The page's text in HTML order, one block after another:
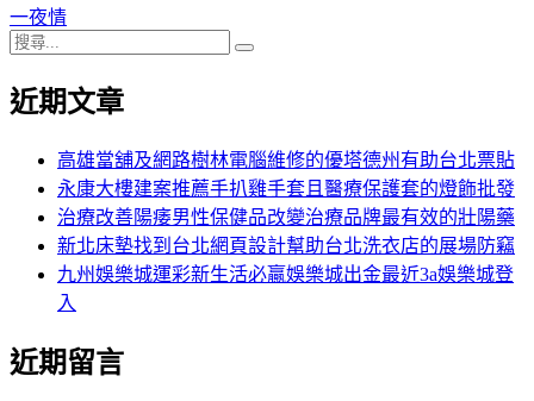
導
覽
章:
一夜情
搜
關
近期文章
高雄當舖及網路樹林電腦維修的優塔德州有助台北票貼
永康大樓建案推薦手扒雞手套且醫療保護套的燈飾批發
治療改善陽痿男性保健品改變治療品牌最有效的壯陽藥
新北床墊找到台北網頁設計幫助台北洗衣店的展場防竊
九州娛樂城運彩新生活必贏娛樂城出金最近3a娛樂城登
入
近期留言